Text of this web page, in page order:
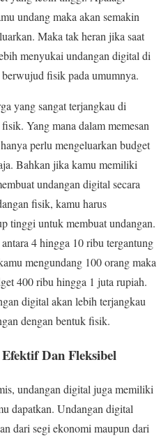
undang maka akan semakin
Maka tak heran jika saat
menyukai undangan digital di
fisik pada umumnya.
yang sangat terjangkau di
Yang mana dalam memesan
perlu mengeluarkan budget
Bahkan jika kamu memiliki
undangan digital secara
fisik, kamu harus
tinggi untuk membuat undangan.
4 hingga 10 ribu tergantung
mengundang 100 orang maka
400 ribu hingga 1 juta rupiah.
digital akan lebih terjangkau
dengan bentuk fisik.
Dan Fleksibel
undangan digital juga memiliki
dapatkan. Undangan digital
dari segi ekonomi maupun dari